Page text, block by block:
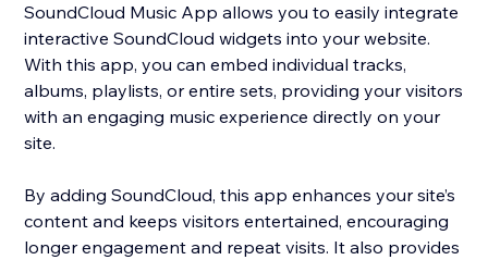
SoundCloud Music App allows you to easily integrate
interactive SoundCloud widgets into your website.
With this app, you can embed individual tracks,
albums, playlists, or entire sets, providing your visitors
with an engaging music experience directly on your
site.
By adding SoundCloud, this app enhances your site’s
content and keeps visitors entertained, encouraging
longer engagement and repeat visits. It also provides